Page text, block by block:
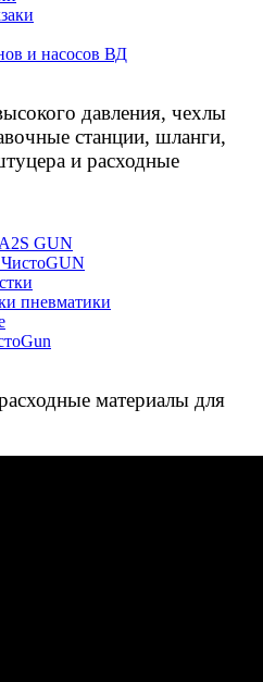
и насосов ВД
давления, чехлы
станции, шланги,
и расходные
GUN
пневматики
материалы для